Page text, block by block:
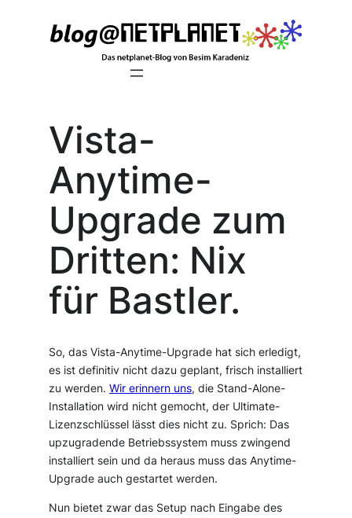
Vista-
Anytime-
Upgrade zum
Dritten: Nix
für Bastler.
So, das Vista-Anytime-Upgrade hat sich erledigt,
es ist definitiv nicht dazu geplant, frisch installiert
zu werden.Wir erinnern uns, die Stand-Alone-
Installation wird nicht gemocht, der Ultimate-
Lizenzschlüssel lässt dies nicht zu. Sprich: Das
upzugradende Betriebssystem muss zwingend
installiert sein und da heraus muss das Anytime-
Upgrade auch gestartet werden.
Nun bietet zwar das Setup nach Eingabe des